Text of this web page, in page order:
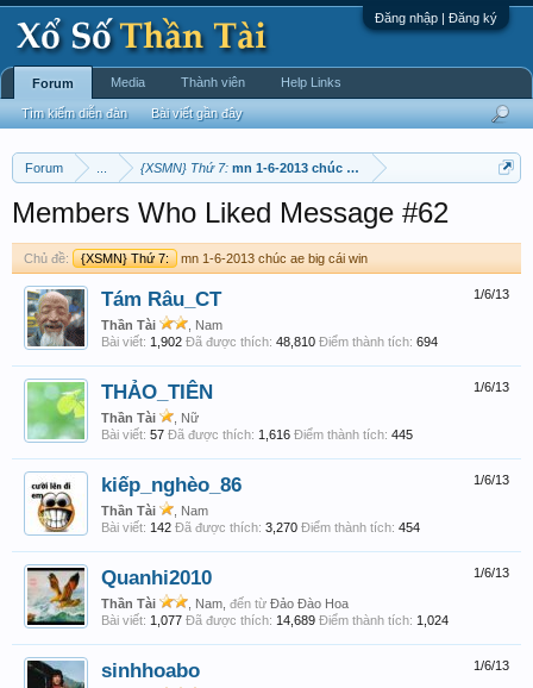
Đăng nhập | Đăng ký
Forum {XSMN} Thứ 7: mn 1-6-2013 chúc ae big cái win
Members Who Liked Message #62
Chủ đề: {XSMN} Thứ 7: mn 1-6-2013 chúc ae big cái win
1/6/13
Tám Râu_CT
Thần Tài
, Nam
Bài viết: 1,902 Đã được thích: 48,810 Điểm thành tích: 694
1/6/13
THẢO_TIÊN
Thần Tài
, Nữ
Bài viết: 57 Đã được thích: 1,616 Điểm thành tích: 445
1/6/13
kiếp_nghèo_86
Thần Tài
, Nam
Bài viết: 142 Đã được thích: 3,270 Điểm thành tích: 454
1/6/13
Quanhi2010
Thần Tài , Nam, đến từ Đảo Đào Hoa
Bài viết: 1,077 Đã được thích: 14,689 Điểm thành tích: 1,024
1/6/13
sinhhoabo
Forum
Tìm kiếm diễn đàn Bài viết gần đây
Media Thành viên Help Links